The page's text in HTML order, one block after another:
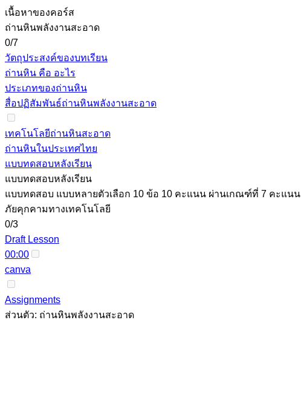
เนื้อหาของคอร์ส
ถ่านหินพลังงานสะอาด
0/7
วัตถุประสงค์ของบทเรียน
ถ่านหิน คือ อะไร
ประเภทของถ่านหิน
สื่อปฏิสัมพันธ์ถ่านหินพลังงานสะอาด
เทคโนโลยีถ่านหินสะอาด
ถ่านหินในประเทศไทย
แบบทดสอบหลังเรียน
แบบทดสอบหลังเรียน
แบบทดสอบ แบบหลายตัวเลือก 10 ข้อ 10 คะแนน ผ่านเกณฑ์ที่ 7 คะแนน
ภัยคุกคามทางเทคโนโลยี
0/3
Draft Lesson
00:00
canva
Assignments
ส่วนตัว: ถ่านหินพลังงานสะอาด